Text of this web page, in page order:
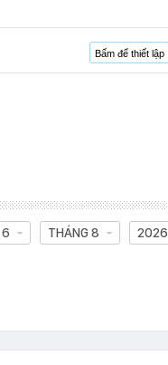
Bấm để thiết lập
6 THÁNG 8 2026